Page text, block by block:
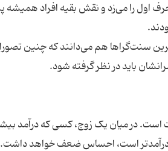
اول را می‌زد و نقش بقیه افراد
سنت‌گراها هم می‌دانند که چنین
است. در میان یک زوج، کسی که درآمد